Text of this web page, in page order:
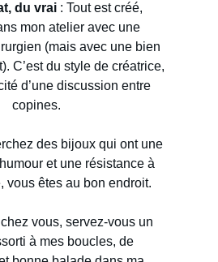
du vrai : Tout est créé,
mon atelier avec une
(mais avec une bien
C’est du style de créatrice,
d’une discussion entre
copines.
des bijoux qui ont une
et une résistance à
vous êtes au bon endroit.
vous, servez-vous un
à mes boucles, de